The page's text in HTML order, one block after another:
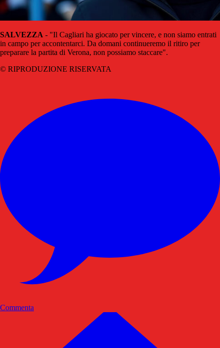
SALVEZZA - "Il Cagliari ha giocato per vincere, e non siamo entrati
in campo per accontentarci. Da domani continueremo il ritiro per
preparare la partita di Verona, non possiamo staccare".
© RIPRODUZIONE RISERVATA
Commenta